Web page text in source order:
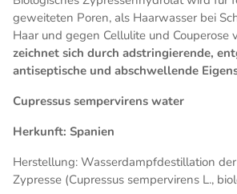
geweiteten Poren, als Haarwasser bei
Haar und gegen Cellulite und Couperose
zeichnet sich durch adstringierende,
antiseptische und abschwellende
Cupressus sempervirens water
Herkunft: Spanien
Herstellung: Wasserdampfdestillation
Zypresse (Cupressus sempervirens L.,